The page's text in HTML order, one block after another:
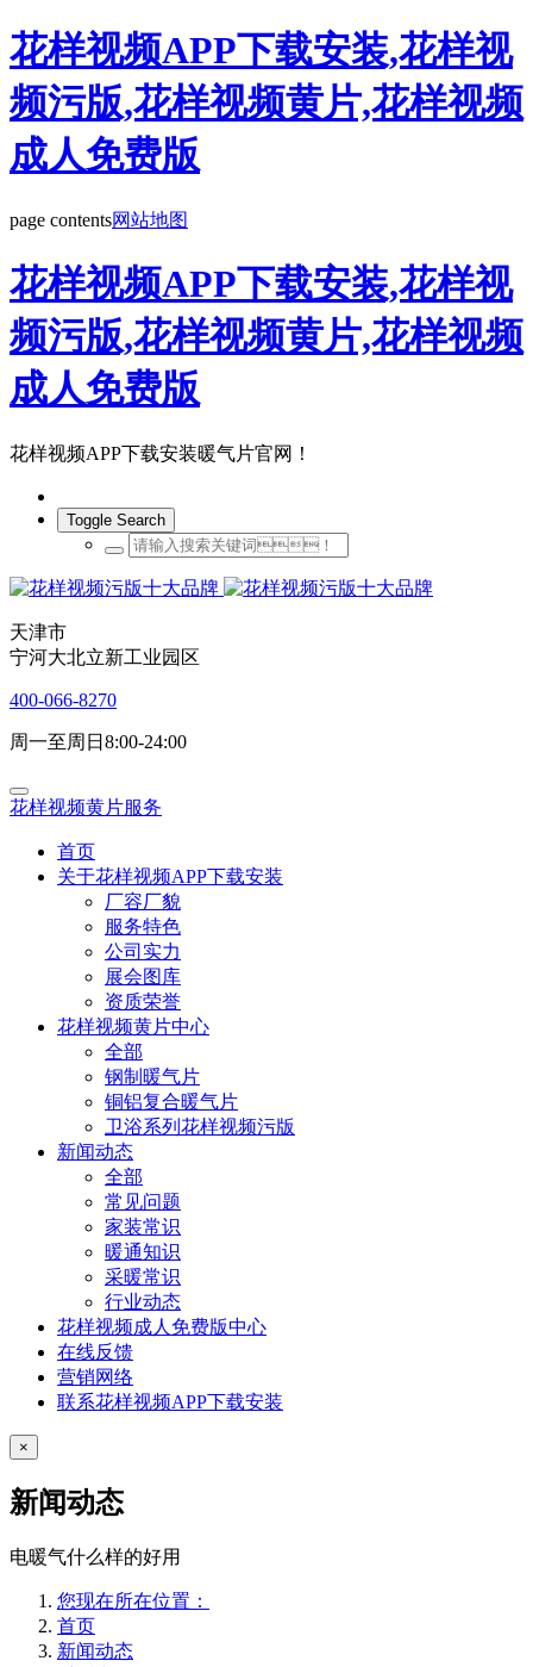
花样视频APP下载安装,花样视
频污版,花样视频黄片,花样视频
成人免费版
page contents网站地图
花样视频APP下载安装,花样视
频污版,花样视频黄片,花样视频
成人免费版
花样视频APP下载安装暖气片官网！
Toggle Search
天津市
宁河大北立新工业园区
400-066-8270
周一至周日8:00-24:00
花样视频黄片服务
首页
关于花样视频APP下载安装
厂容厂貌
服务特色
公司实力
展会图库
资质荣誉
花样视频黄片中心
全部
钢制暖气片
铜铝复合暖气片
卫浴系列花样视频污版
新闻动态
全部
常见问题
家装常识
暖通知识
采暖常识
行业动态
花样视频成人免费版中心
在线反馈
营销网络
联系花样视频APP下载安装
×
新闻动态
电暖气什么样的好用
您现在所在位置：
首页
新闻动态